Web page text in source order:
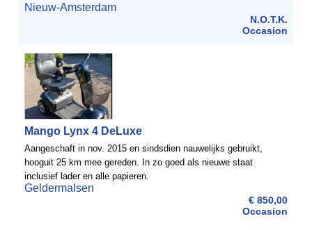
Nieuw-Amsterdam
N.O.T.K.
Occasion
Mango Lynx 4 DeLuxe
Aangeschaft in nov. 2015 en sindsdien nauwelijks gebruikt,
hooguit 25 km mee gereden. In zo goed als nieuwe staat
inclusief lader en alle papieren.
Geldermalsen
€ 850,00
Occasion